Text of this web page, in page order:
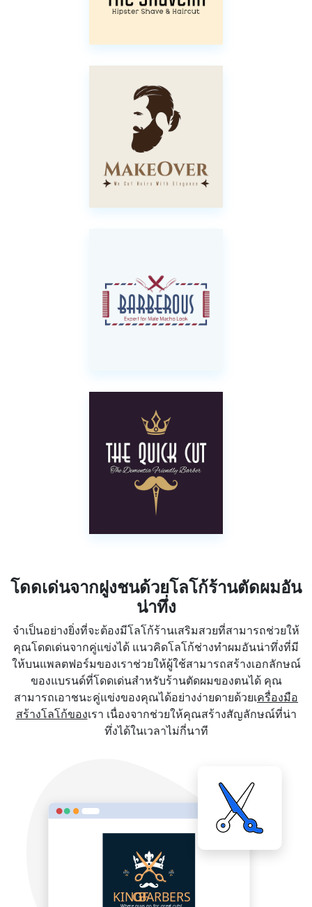
โดดเด่นจากฝูงชนด้วยโลโก้ร้านตัดผมอัน
น่าทึ่ง
จำเป็นอย่างยิ่งที่จะต้องมีโลโก้ร้านเสริมสวยที่สามารถช่วยให้
คุณโดดเด่นจากคู่แข่งได้ แนวคิดโลโก้ช่างทำผมอันน่าทึ่งที่มี
ให้บนแพลตฟอร์มของเราช่วยให้ผู้ใช้สามารถสร้างเอกลักษณ์
ของแบรนด์ที่โดดเด่นสำหรับร้านตัดผมของตนได้ คุณ
สามารถเอาชนะคู่แข่งของคุณได้อย่างง่ายดายด้วยเครื่องมือ
สร้างโลโก้ของเรา เนื่องจากช่วยให้คุณสร้างสัญลักษณ์ที่น่า
ทึ่งได้ในเวลาไม่กี่นาที